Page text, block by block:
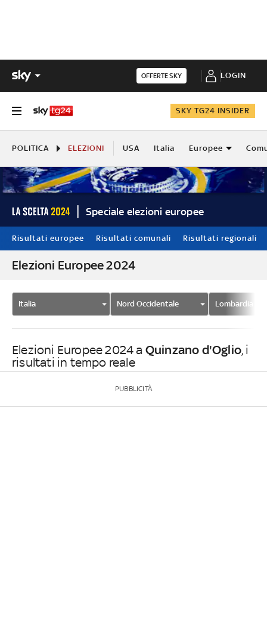
OFFERTE SKY LOGIN
SKY TG24 INSIDER
POLITICA ELEZIONI USA Italia Europee
Speciale elezioni europee
Risultati europee Risultati comunali Risultati regionali
Elezioni Europee 2024
Italia Nord Occidentale Lombardia
Elezioni Europee 2024 a Quinzano d'Oglio, i
risultati in tempo reale
PUBBLICITÀ